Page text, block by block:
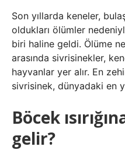
Son yıllarda keneler,
oldukları ölümler
biri haline geldi. Ölüme
arasında sivrisinekler,
hayvanlar yer alır. En
sivrisinek, dünyadaki en
Böcek
gelir?